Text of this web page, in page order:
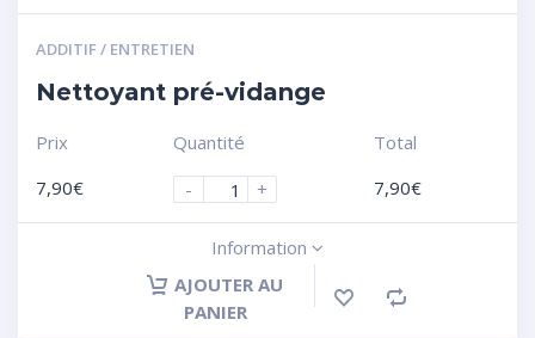
ADDITIF / ENTRETIEN
Nettoyant pré-vidange
Prix
7,90€
Quantité
-
+
Total
7,90€
Information
AJOUTER AU
PANIER